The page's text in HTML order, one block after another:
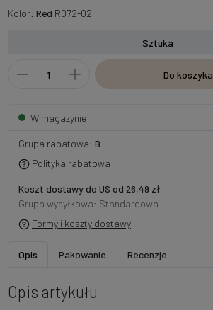
Kolor: Red R072-02
Sztuka
Do koszyka
W magazynie
Grupa rabatowa: B
Polityka rabatowa
Koszt dostawy do US od 26,49 zł
Grupa wysyłkowa: Standardowa
Formy i koszty dostawy
Opis Pakowanie Recenzje
Opis artykułu